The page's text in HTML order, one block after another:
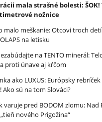
mala strašné bolesti:
nožnice
malo meškanie: Otcovi troch detí
na letisku
na TENTO minerál:
proti únave aj kŕčom
ako LUXUS: Európsky
Ako sú na tom Slováci?
varuje pred BODOM zlomu: Nad
nového Prigožina“